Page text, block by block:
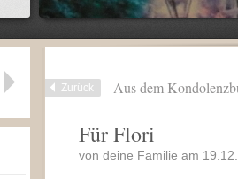
Zurück Aus dem
Für Flori
von deine Familie am